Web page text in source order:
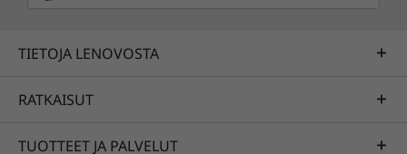
TIETOJA LENOVOSTA
RATKAISUT
TUOTTEET JA PALVELUT